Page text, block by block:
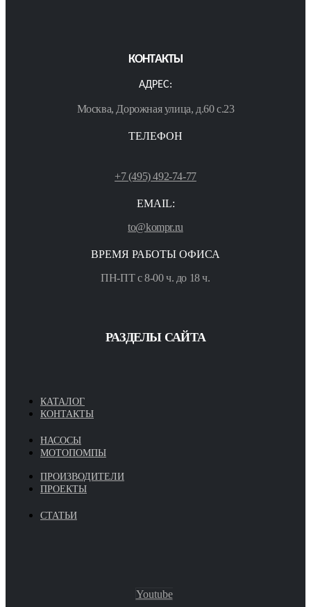
КОНТАКТЫ
АДРЕС:
Москва, Дорожная улица, д.60 с.23
ТЕЛЕФОН
+7 (495) 492-74-77
EMAIL:
to@kompr.ru
ВРЕМЯ РАБОТЫ ОФИСА
ПН-ПТ с 8-00 ч. до 18 ч.
РАЗДЕЛЫ САЙТА
КАТАЛОГ
КОНТАКТЫ
НАСОСЫ
МОТОПОМПЫ
ПРОИЗВОДИТЕЛИ
ПРОЕКТЫ
СТАТЬИ
Youtube